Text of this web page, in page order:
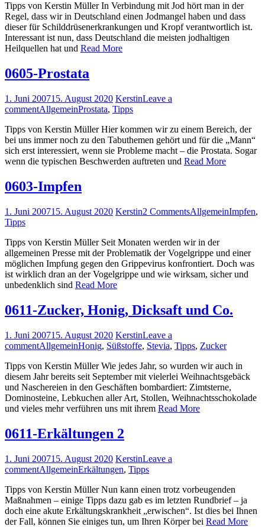
Tipps von Kerstin Müller In Verbindung mit Jod hört man in der
Regel, dass wir in Deutschland einen Jodmangel haben und dass
dieser für Schilddrüsenerkrankungen und Kropf verantwortlich ist.
Interessant ist nun, dass Deutschland die meisten jodhaltigen
Heilquellen hat und Read More
0605-Prostata
1. Juni 200715. August 2020 KerstinLeave a
commentAllgemeinProstata, Tipps
Tipps von Kerstin Müller Hier kommen wir zu einem Bereich, der
bei uns immer noch zu den Tabuthemen gehört und für die „Mann“
sich erst interessiert, wenn sie Probleme macht – die Prostata. Sogar
wenn die typischen Beschwerden auftreten und Read More
0603-Impfen
1. Juni 200715. August 2020 Kerstin2 CommentsAllgemeinImpfen,
Tipps
Tipps von Kerstin Müller Seit Monaten werden wir in der
allgemeinen Presse mit der Problematik der Vogelgrippe und einer
möglichen Impfung gegen den Grippevirus konfrontiert. Doch was
ist wirklich dran an der Vogelgrippe und wie wirksam, sicher und
unbedenklich sind Read More
0611-Zucker, Honig, Dicksaft und Co.
1. Juni 200715. August 2020 KerstinLeave a
commentAllgemeinHonig, Süßstoffe, Stevia, Tipps, Zucker
Tipps von Kerstin Müller Wie jedes Jahr, so wurden wir auch in
diesem Jahr bereits seit September mit vielerlei Weihnachtsgebäck
und Naschereien in den Geschäften bombardiert: Zimtsterne,
Dominosteine, Lebkuchen aller Art, Stollen, Weihnachtsschokolade
und vieles mehr verführen uns mit ihrem Read More
0611-Erkältungen 2
1. Juni 200715. August 2020 KerstinLeave a
commentAllgemeinErkältungen, Tipps
Tipps von Kerstin Müller Nun kann einen trotz vorbeugenden
Maßnahmen – einige Tipps dazu gab es im letzten Rundbrief – ja
doch eine akute Erkältungskrankheit „erwischen“. Ist dies bei Ihnen
der Fall, können Sie einiges tun, um Ihren Körper bei Read More